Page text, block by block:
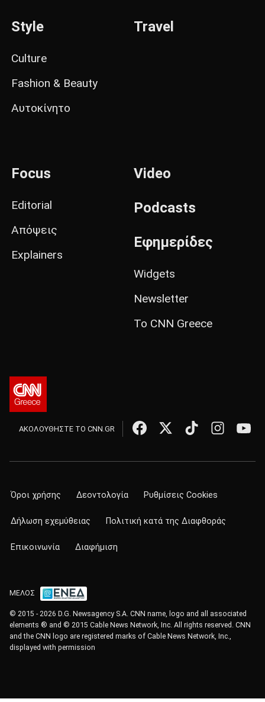
Style
Culture
Fashion & Beauty
Αυτοκίνητο
Travel
Focus
Editorial
Απόψεις
Explainers
Video
Podcasts
Εφημερίδες
Widgets
Newsletter
Το CNN Greece
ΑΚΟΛΟΥΘΗΣΤΕ ΤΟ CNN.GR
Όροι χρήσης Δεοντολογία Ρυθμίσεις Cookies
Δήλωση εχεμύθειας Πολιτική κατά της Διαφθοράς
Επικοινωνία Διαφήμιση
ΜΕΛΟΣ
© 2015 - 2026 D.G. Newsagency S.A. CNN name, logo and all associated
elements ® and © 2015 Cable News Network, Inc. All rights reserved. CNN
and the CNN logo are registered marks of Cable News Network, Inc.,
displayed with permission